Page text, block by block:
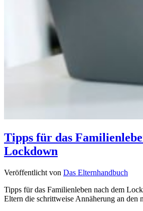
Tipps für das
Lockdown
Veröffentlicht von Das Elternhandbuch
Tipps für das Familienleben nach dem
Eltern die schrittweise Annäherung an den